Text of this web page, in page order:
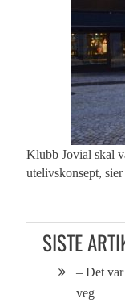
Klubb Jovial skal
utelivskonsept,
SISTE
– Det
veg